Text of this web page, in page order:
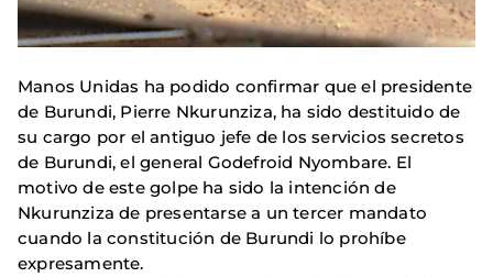
Manos Unidas ha podido confirmar que el presidente
de Burundi, Pierre Nkurunziza, ha sido destituido de
su cargo por el antiguo jefe de los servicios secretos
de Burundi, el general Godefroid Nyombare. El
motivo de este golpe ha sido la intención de
Nkurunziza de presentarse a un tercer mandato
cuando la constitución de Burundi lo prohíbe
expresamente.